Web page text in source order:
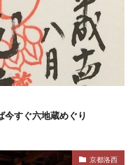
今すぐ六地蔵めぐり
京都洛西